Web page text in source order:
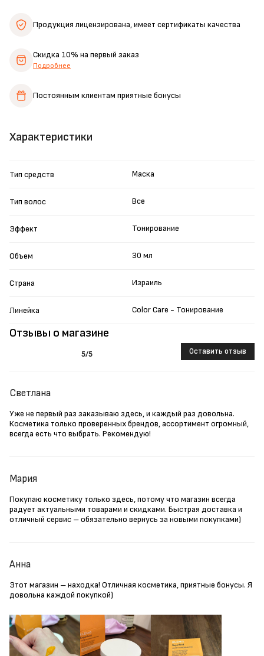
Отзывы о магазине
5/5 Оставить отзыв
Светлана
Уже не первый раз заказываю здесь, и каждый раз довольна.
Косметика только проверенных брендов, ассортимент огромный,
всегда есть что выбрать. Рекомендую!
Мария
Покупаю косметику только здесь, потому что магазин всегда
радует актуальными товарами и скидками. Быстрая доставка и
отличный сервис – обязательно вернусь за новыми покупками)
Анна
Этот магазин – находка! Отличная косметика, приятные бонусы. Я
довольна каждой покупкой)
Характеристики
Тип средств Маска
Тип волос Все
Эффект Тонирование
Объем 30 мл
Страна Израиль
Линейка Color Care - Тонирование
Продукция лицензирована,имеет сертификаты качества
Скидка 10% на первый заказ
Подробнее
Постоянным клиентам приятные бонусы